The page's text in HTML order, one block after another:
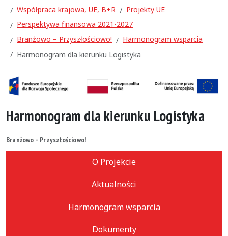
Współpraca krajowa, UE, B+R
Projekty UE
Perspektywa finansowa 2021-2027
Branżowo – Przyszłościowo!
Harmonogram wsparcia
Harmonogram dla kierunku Logistyka
Harmonogram dla kierunku Logistyka
Branżowo – Przyszłościowo!
O Projekcie
Aktualności
Harmonogram wsparcia
Dokumenty